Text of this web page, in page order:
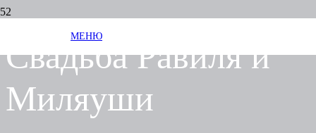
МЕНЮ
Свадьба Равиля и
Миляуши